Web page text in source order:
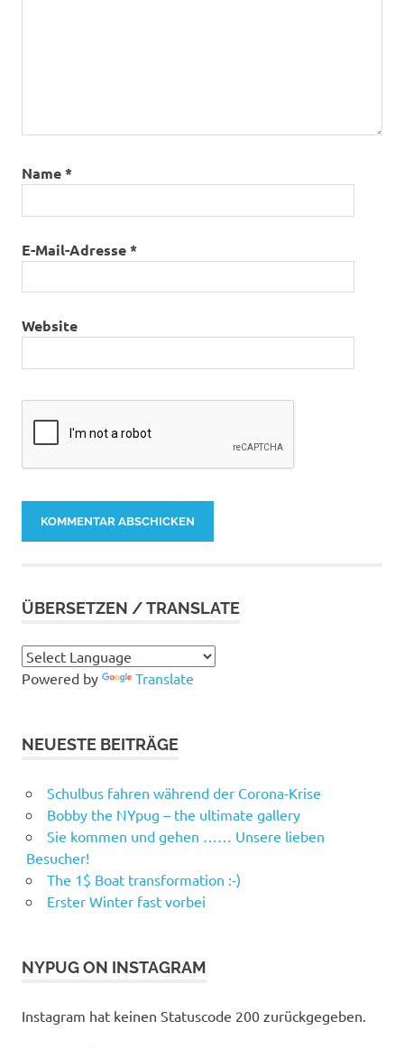
Name*
E-Mail-Adresse*
Website
ÜBERSETZEN / TRANSLATE
Powered by Translate
NEUESTE BEITRÄGE
Schulbus fahren während der Corona-Krise
Bobby the NYpug – the ultimate gallery
Sie kommen und gehen …… Unsere lieben
Besucher!
The 1$ Boat transformation :-)
Erster Winter fast vorbei
NYPUG ON INSTAGRAM
Instagram hat keinen Statuscode 200 zurückgegeben.